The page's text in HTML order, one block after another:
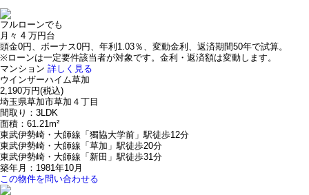
フルローンでも
月々 4 万円台
頭金0円、ボーナス0円、年利1.03％、変動金利、返済期間50年で試算。
※ローンは一定要件該当者が対象です。金利・返済額は変動します。
マンション 詳しく見る
ウインザーハイム草加
2,190万円(税込)
埼玉県草加市草加４丁目
間取り：3LDK
面積：61.21m²
東武伊勢崎・大師線「獨協大学前」駅徒歩12分
東武伊勢崎・大師線「草加」駅徒歩20分
東武伊勢崎・大師線「新田」駅徒歩31分
築年月：1981年10月
この物件を問い合わせる